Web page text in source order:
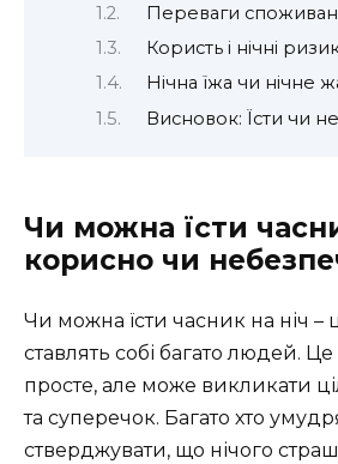
Переваги
Користь і нічні
Нічна їжа чи нічне
Висновок: Їсти чи не
Чи можна їсти
корисно чи
Чи можна їсти часник на ніч –
ставлять собі багато людей.
просте, але може викликати
та суперечок. Багато хто
стверджувати, що нічого